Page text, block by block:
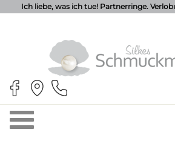
Ich liebe, was ich tue! Partnerringe.